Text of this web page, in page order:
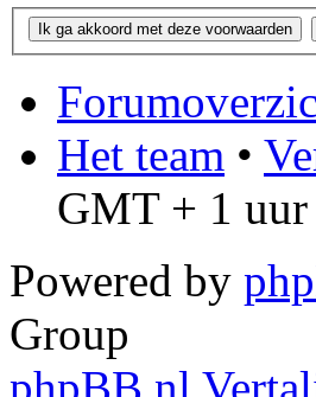
Het team •
GMT + 1 uur
Powered by
Group
phpBB.nl